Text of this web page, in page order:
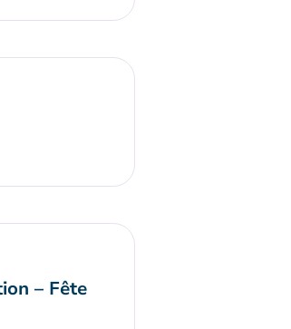
– Fête